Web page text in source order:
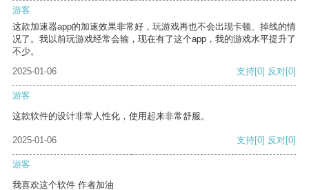
游客
这款加速器app的加速效果非常好，玩游戏再也不会出现卡顿、掉线的情
况了。我以前玩游戏经常会输，现在有了这个app，我的游戏水平提升了
不少。
2025-01-06
支持[0] 反对[0]
游客
这款软件的设计非常人性化，使用起来非常舒服。
2025-01-06 支持[0] 反对[0]
游客
我喜欢这个软件 作者加油